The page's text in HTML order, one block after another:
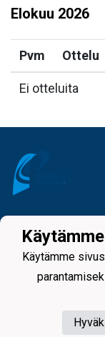
Elokuu 2026
Pvm Ottelu
Ei otteluita
Powered by
Käytämme